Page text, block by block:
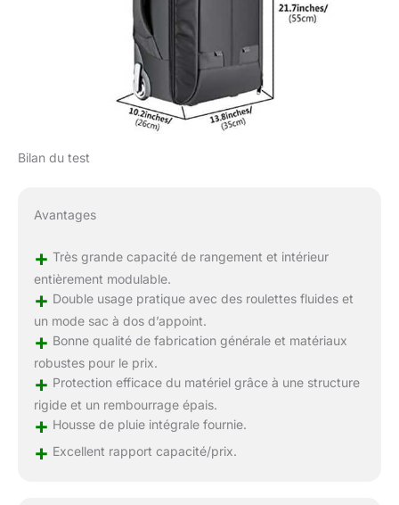
Bilan du test
Avantages
+ Très grande capacité de rangement et intérieur
entièrement modulable.
+ Double usage pratique avec des roulettes fluides et
un mode sac à dos d’appoint.
+ Bonne qualité de fabrication générale et matériaux
robustes pour le prix.
+ Protection efficace du matériel grâce à une structure
rigide et un rembourrage épais.
+ Housse de pluie intégrale fournie.
+ Excellent rapport capacité/prix.